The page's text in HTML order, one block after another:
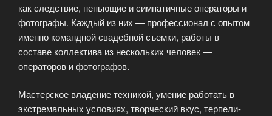
как следствие, непьющие и симпатичные операторы и
фотографы. Каждый из них — профессионал с опытом
именно командной свадебной съемки, работы в
составе коллектива из нескольких человек —
операторов и фотографов.
Мастерское владение техникой, умение работать в
экстремальных условиях, творческий вкус, терпели-